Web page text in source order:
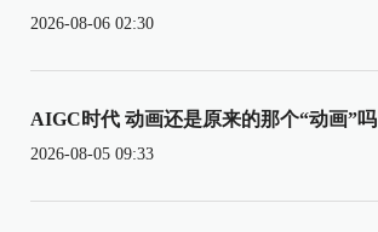
2026-08-06 02:30
AIGC时代 动画还是原来的那个“动画”吗
2026-08-05 09:33